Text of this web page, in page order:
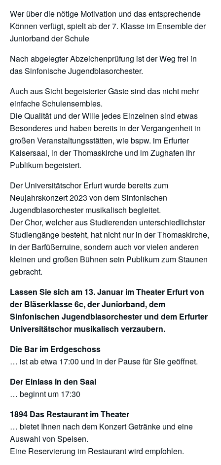
Wer über die nötige Motivation und das entsprechende
Können verfügt, spielt ab der 7. Klasse im Ensemble der
Juniorband der Schule
Nach abgelegter Abzeichenprüfung ist der Weg frei in
das Sinfonische Jugendblasorchester.
Auch aus Sicht begeisterter Gäste sind das nicht mehr
einfache Schulensembles.
Die Qualität und der Wille jedes Einzelnen sind etwas
Besonderes und haben bereits in der Vergangenheit in
großen Veranstaltungsstätten, wie bspw. im Erfurter
Kaisersaal, in der Thomaskirche und im Zughafen ihr
Publikum begeistert.
Der Universitätschor Erfurt wurde bereits zum
Neujahrskonzert 2023 von dem Sinfonischen
Jugendblasorchester musikalisch begleitet.
Der Chor, welcher aus Studierenden unterschiedlichster
Studiengänge besteht, hat nicht nur in der Thomaskirche,
in der Barfüßerruine, sondern auch vor vielen anderen
kleinen und großen Bühnen sein Publikum zum Staunen
gebracht.
Lassen Sie sich am 13. Januar im Theater Erfurt von
der Bläserklasse 6c, der Juniorband, dem
Sinfonischen Jugendblasorchester und dem Erfurter
Universitätschor musikalisch verzaubern.
Die Bar im Erdgeschoss
… ist ab etwa 17:00 und in der Pause für Sie geöffnet.
Der Einlass in den Saal
… beginnt um 17:30
1894 Das Restaurant im Theater
… bietet Ihnen nach dem Konzert Getränke und eine
Auswahl von Speisen.
Eine Reservierung im Restaurant wird empfohlen.